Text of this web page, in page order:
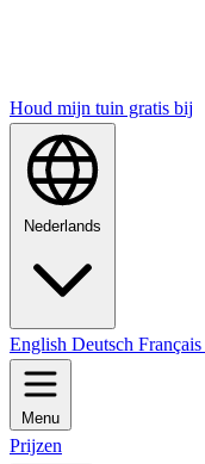
Houd mijn tuin gratis bij
Nederlands
English Deutsch Français
Menu
Prijzen